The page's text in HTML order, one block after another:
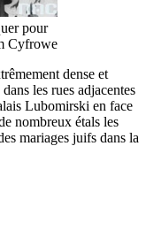
pour
Cyfrowe
dense et
les rues adjacentes
Lubomirski en face
nombreux étals les
mariages juifs dans la